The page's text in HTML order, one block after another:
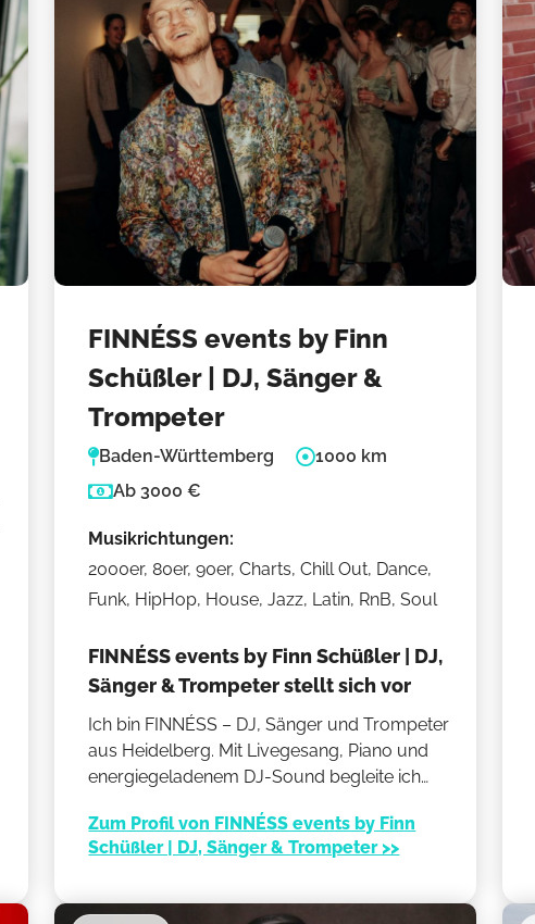
FINNÉSS events by Finn
Schüßler | DJ, Sänger &
Trompeter
Baden-Württemberg
1000 km
Ab 3000 €
Musikrichtungen:
2000er, 80er, 90er, Charts, Chill Out, Dance,
Funk, HipHop, House, Jazz, Latin, RnB, Soul
FINNÉSS events by Finn Schüßler | DJ,
Sänger & Trompeter stellt sich vor
Ich bin FINNÉSS – DJ, Sänger und Trompeter
aus Heidelberg. Mit Livegesang, Piano und
energiegeladenem DJ-Sound begleite ich
Trauung bis zur letzten Tanzrunde. Mein Mix
aus Emotion, Stil und musikalischer Vielfalt
begeistern.
Zum Profil von FINNÉSS events by Finn
Schüßler | DJ, Sänger & Trompeter >>